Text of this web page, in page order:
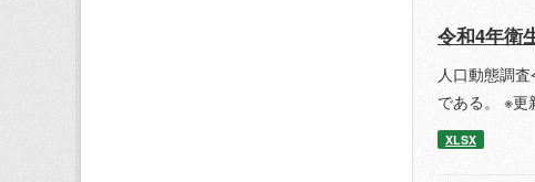
令和4年衛
人口動態調
である。 ※更
XLSX